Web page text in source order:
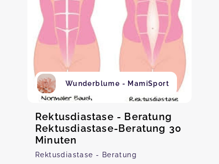
Wunderblume - MamiSport
Rektusdiastase - Beratung
Rektusdiastase-Beratung 30
Minuten
Rektusdiastase - Beratung